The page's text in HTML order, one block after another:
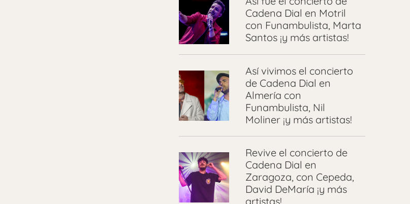
Cadena Dial en Motril
con Funambulista, Marta
Santos ¡y más artistas!
Así vivimos el concierto
de Cadena Dial en
Almería con
Funambulista, Nil
Moliner ¡y más artistas!
Revive el concierto de
Cadena Dial en
Zaragoza, con Cepeda,
David DeMaría ¡y más
artistas!